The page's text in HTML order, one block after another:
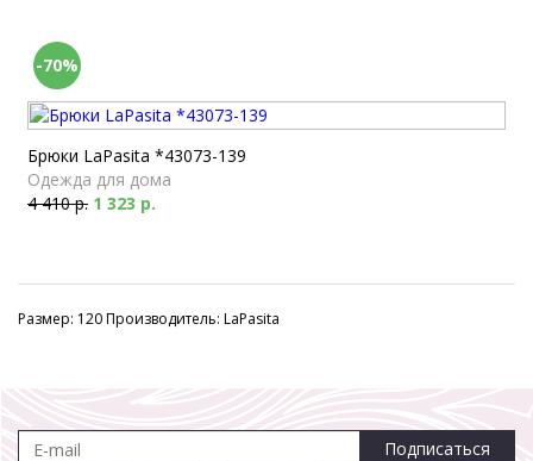
-70%
Брюки LaPasita *43073-139
Одежда для дома
4 410 р. 1 323 р.
Размер: 120 Производитель: LaPasita
Подписаться